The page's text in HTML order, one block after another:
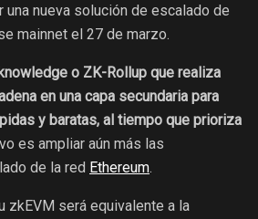
una nueva solución de escalado de
mainnet el 27 de marzo.
o ZK-Rollup que realiza
en una capa secundaria para
y baratas, al tiempo que prioriza
es ampliar aún más las
de la red Ethereum.
zkEVM será equivalente a la